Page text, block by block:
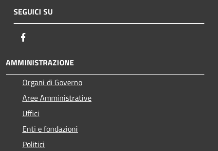
SEGUICI SU
AMMINISTRAZIONE
Organi di Governo
Aree Amministrative
Uffici
Enti e fondazioni
Politici